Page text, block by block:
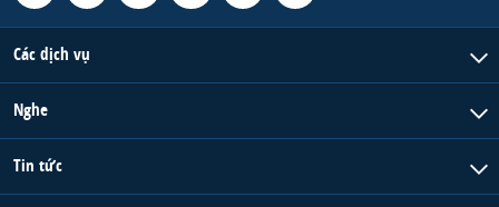
Các dịch vụ
Nghe
Tin tức